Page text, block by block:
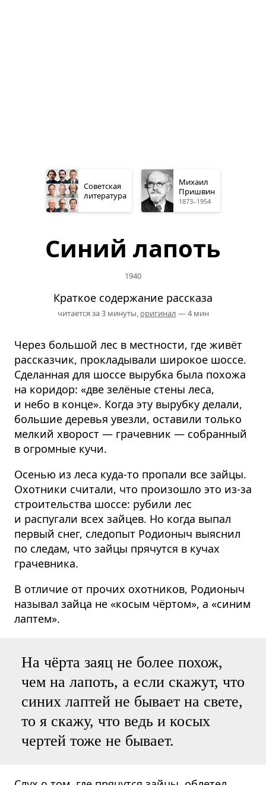
Советская
литература
Михаил
Пришвин
1873–1954
Синий лапоть
1940
Краткое содержание рассказа
читается за 3 минуты,оригинал — 4 мин
Через большой лес в местности, где живёт
рассказчик, прокладывали широкое шоссе.
Сделанная для шоссе вырубка была похожа
на коридор: «две зелёные стены леса,
и небо в конце». Когда эту вырубку делали,
большие деревья увезли, оставили только
мелкий хворост — грачевник — собранный
в огромные кучи.
Осенью из леса куда-то пропали все зайцы.
Охотники считали, что произошло это из-за
строительства шоссе: рубили лес
и распугали всех зайцев. Но когда выпал
первый снег, следопыт Родионыч выяснил
по следам, что зайцы прячутся в кучах
грачевника.
В отличие от прочих охотников, Родионыч
называл зайца не «косым чёртом», а «синим
лаптем».
На чёрта заяц не более похож,
чем на лапоть, а если скажут, что
синих лаптей не бывает на свете,
то я скажу, что ведь и косых
чертей тоже не бывает.